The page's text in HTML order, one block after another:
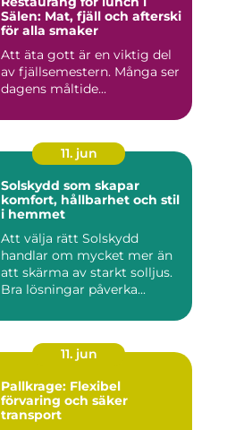
Sälen: Mat, fjäll och afterski
för alla smaker
Att äta gott är en viktig del
av fjällsemestern. Många ser
dagens måltide...
11. jun
Solskydd som skapar
komfort, hållbarhet och stil
i hemmet
Att välja rätt Solskydd
handlar om mycket mer än
att skärma av starkt solljus.
Bra lösningar påverka...
11. jun
Pallkrage: Flexibel
förvaring och säker
transport